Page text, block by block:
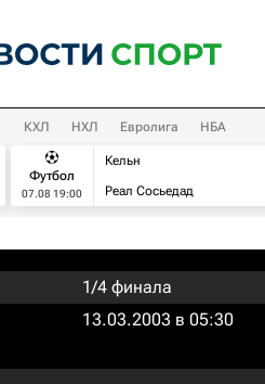
КХЛ НХЛ Евролига НБА
Футбол
07.08 19:00
Кельн
Реал Сосьедад
1/4 финала
13.03.2003 в 05:30